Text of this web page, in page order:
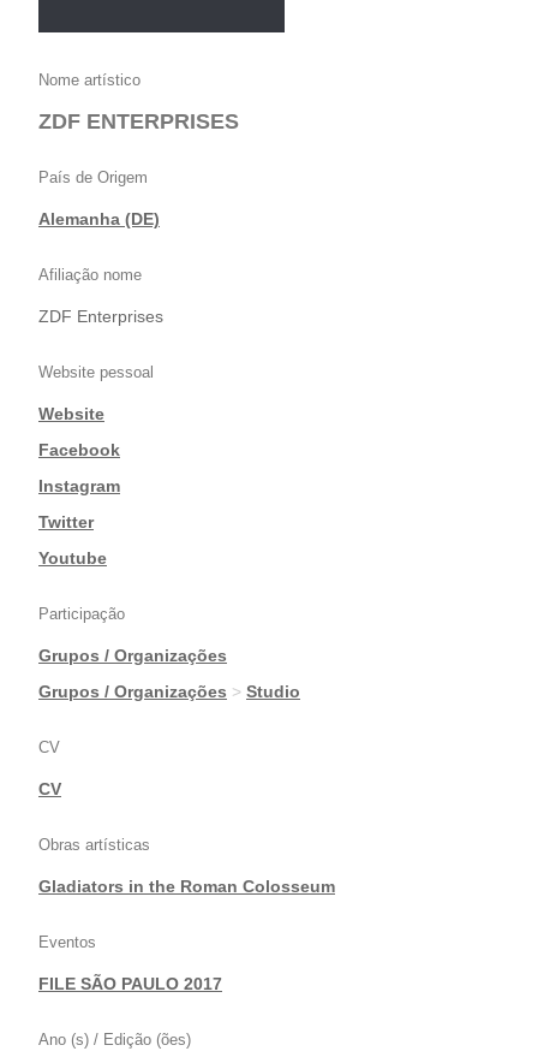
Nome artístico
ZDF ENTERPRISES
País de Origem
Alemanha (DE)
Afiliação nome
ZDF Enterprises
Website pessoal
Website
|Facebook
|Instagram
|Twitter
|Youtube
Participação
Grupos / Organizações
|Grupos / Organizações > Studio
CV
CV
Obras artísticas
Gladiators in the Roman Colosseum
Eventos
FILE SÃO PAULO 2017
Ano (s) / Edição (ões)